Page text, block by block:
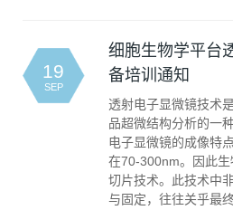
19
SEP
细胞生物学平台
备培训通知
透射电子显微镜技术
品超微结构分析的一
电子显微镜的成像特
在70-300nm。因此
切片技术。此技术中
与固定，往往关乎最